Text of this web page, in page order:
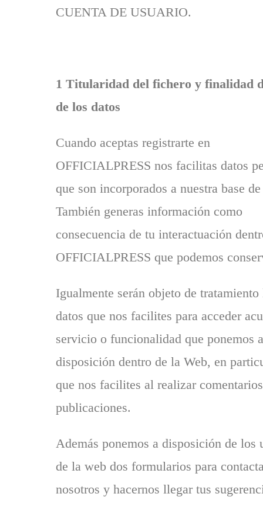
CUENTA DE USUARIO.
1 Titularidad del fichero y finalidad
de los datos
Cuando aceptas registrarte en
OFFICIALPRESS nos facilitas datos
que son incorporados a nuestra base
También generas información como
consecuencia de tu interactuación
OFFICIALPRESS que podemos
Igualmente serán objeto de tratamiento
datos que nos facilites para acceder
servicio o funcionalidad que ponemos
disposición dentro de la Web, en
que nos facilites al realizar
publicaciones.
Además ponemos a disposición de los
de la web dos formularios para
nosotros y hacernos llegar tus